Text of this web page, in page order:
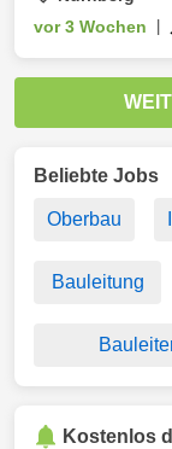
vor 3 Wochen
Beliebte Jobs
Oberbau
Bauleitung
Kostenlos